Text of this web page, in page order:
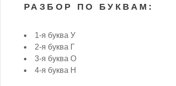
РАЗБОР ПО БУКВАМ:
1-я буква У
2-я буква Г
3-я буква О
4-я буква Н